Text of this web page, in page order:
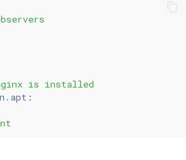
is installed
: